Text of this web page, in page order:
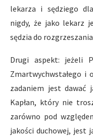
lekarza i sędziego
nigdy, że jako lekarz
sędzia do
Drugi aspekt: jeżeli
Zmartwychwstałego i
zadaniem jest dawać
Kapłan, który nie
zarówno pod
jakości duchowej, jest